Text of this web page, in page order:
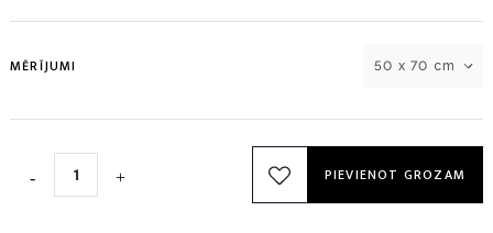
MĒRĪJUMI 50 x 70 cm
PIEVIENOT GROZAM